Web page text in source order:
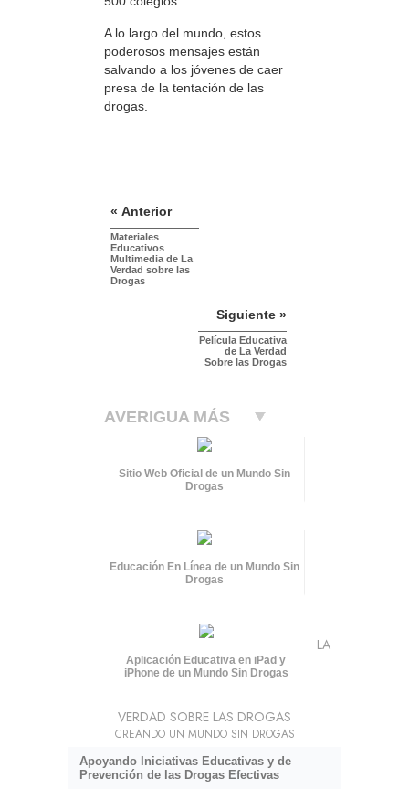
A lo largo del mundo, estos
poderosos mensajes están
salvando a los jóvenes de caer
presa de la tentación de las
drogas.
« Anterior
Materiales
Educativos
Multimedia de La
Verdad sobre las
Drogas
Siguiente »
Película Educativa
de La Verdad
Sobre las Drogas
AVERIGUA MÁS
Sitio Web Oficial de un Mundo Sin
Drogas
Educación En Línea de un Mundo Sin
Drogas
Aplicación Educativa en iPad y
iPhone de un Mundo Sin Drogas
LA
VERDAD SOBRE LAS DROGAS
CREANDO UN MUNDO SIN DROGAS
Apoyando Iniciativas Educativas y de
Prevención de las Drogas Efectivas